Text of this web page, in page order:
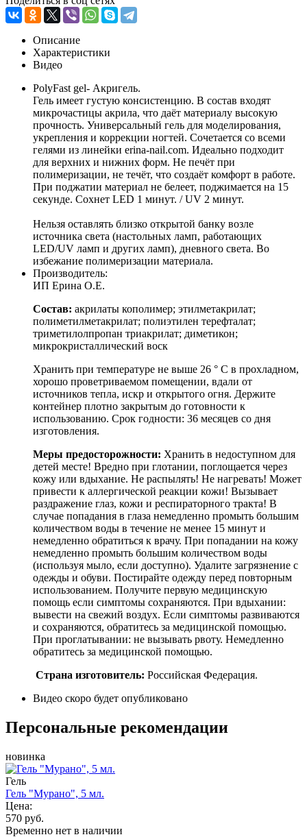
Описание
Характеристики
Видео
PolyFast gel- Акригель.
Гель имеет густую консистенцию. В состав входят
микрочастицы акрила, что даёт материалу высокую
прочность. Универсальный гель для моделирования,
укрепления и коррекции ногтей. Сочетается со всеми
гелями из линейки erina-nail.com. Идеально подходит
для верхних и нижних форм. Не печёт при
полимеризации, не течёт, что создаёт комфорт в работе.
При поджатии материал не белеет, поджимается на 15
секунде. Сохнет LED 1 минут. / UV 2 минут.
Нельзя оставлять близко открытой банку возле
источника света (настольных ламп, работающих
LED/UV ламп и других ламп), дневного света. Во
избежание полимеризации материала.
Производитель:
ИП Ерина О.Е.
Состав: акрилаты кополимер; этилметакрилат;
полиметилметакрилат; полиэтилен терефталат;
триметилолпропан триакрилат; диметикон;
микрокристаллический воск
Хранить при температуре не выше 26 ° C в прохладном,
хорошо проветриваемом помещении, вдали от
источников тепла, искр и открытого огня. Держите
контейнер плотно закрытым до готовности к
использованию. Срок годности: 36 месяцев со дня
изготовления.
Меры предосторожности: Хранить в недоступном для
детей месте! Вредно при глотании, поглощается через
кожу или вдыхание. Не распылять! Не нагревать! Может
привести к аллергической реакции кожи! Вызывает
раздражение глаз, кожи и респираторного тракта! В
случае попадания в глаза немедленно промыть большим
количеством воды в течение не менее 15 минут и
немедленно обратиться к врачу. При попадании на кожу
немедленно промыть большим количеством воды
(используя мыло, если доступно). Удалите загрязнение с
одежды и обуви. Постирайте одежду перед повторным
использованием. Получите первую медицинскую
помощь если симптомы сохраняются. При вдыхании:
вывести на свежий воздух. Если симптомы развиваются
и сохраняются, обратитесь за медицинской помощью.
При проглатывании: не вызывать рвоту. Немедленно
обратитесь за медицинской помощью.
Страна изготовитель: Российская Федерация.
Видео скоро будет опубликовано
Персональные рекомендации
новинка
Гель
Гель "Мурано", 5 мл.
Цена:
570 руб.
Временно нет в наличии